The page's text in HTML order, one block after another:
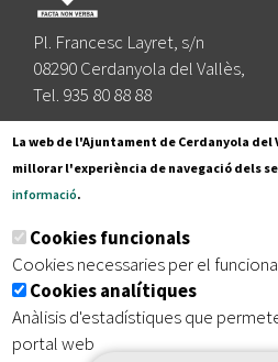
Pl. Francesc Layret, s/n
08290 Cerdanyola del Vallès,
Tel. 935 80 88 88
Segueix-nos a:
Subscriu-te al nostre butlletí
Inici | Avís legal | Protecció de
| Accessibilitat
La web de l'Ajuntament de Cerdanyola
millorar l'experiència de navegació dels
informació.
Cookies funcionals
Cookies necessaries per el
Cookies analítiques
Anàlisis d'estadístiques que
portal web